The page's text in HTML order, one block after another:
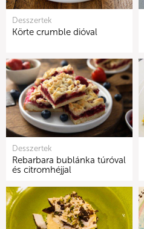
Desszertek
Körte crumble dióval
Desszertek
Rebarbara bublánka túróval
és citromhéjjal